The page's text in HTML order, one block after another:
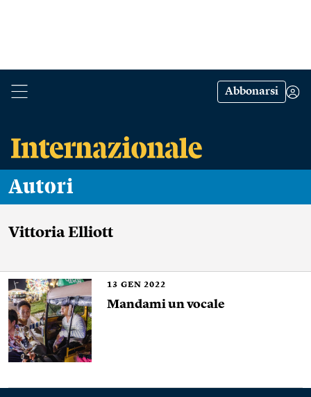
Abbonarsi
Autori
Vittoria Elliott
13 GEN 2022
Mandami un vocale